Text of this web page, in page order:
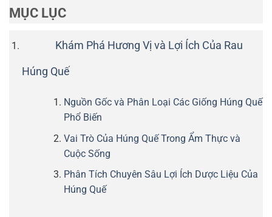
MỤC LỤC
Khám Phá Hương Vị và Lợi Ích Của Rau
Húng Quế
Nguồn Gốc và Phân Loại Các Giống Húng Quế
Phổ Biến
Vai Trò Của Húng Quế Trong Ẩm Thực và
Cuộc Sống
Phân Tích Chuyên Sâu Lợi Ích Dược Liệu Của
Húng Quế